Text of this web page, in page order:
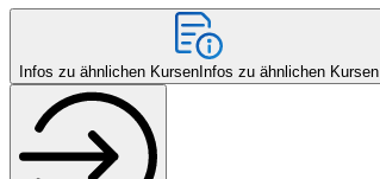
Infos zu ähnlichen Kursen Infos zu ähnlichen Kursen